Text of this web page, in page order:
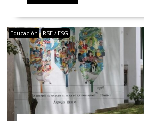
Educación RSE / ESG